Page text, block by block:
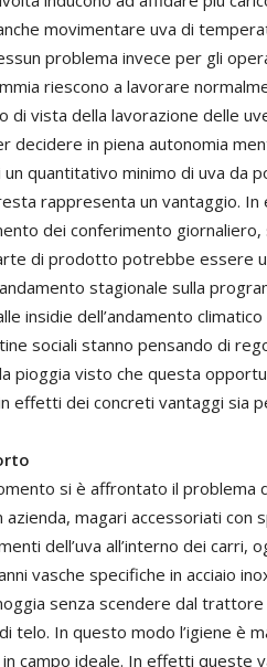
movimentare uva di
problema invece per gli
riescono a lavorare
di vista della lavorazione delle
decidere in piena autonomia
quantitativo minimo di uva da
rappresenta un vantaggio.
dei conferimento
di prodotto potrebbe essere
stagionale sulla
insidie dell’andamento
sociali stanno pensando di
pioggia visto che questa
effetti dei concreti vantaggi sia
si è affrontato il problema
magari accessoriati
dell’uva all’interno dei carri,
vasche specifiche in acciaio
senza scendere dal
telo. In questo modo l’igiene è
campo ideale. In effetti queste